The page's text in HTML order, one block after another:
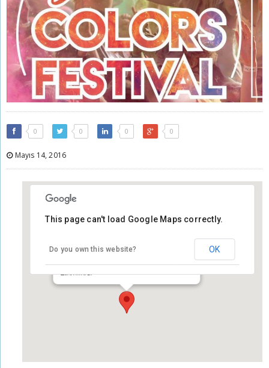
0 0 0 0
Mayıs 14, 2016
Heybeliada Ada Beach Club
Etkinlikler
This page can't load Google Maps correctly.
Do you own this website? OK